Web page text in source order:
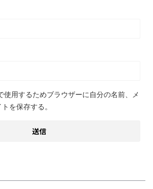
使用するためブラウザーに自分の名前、メ
を保存する。